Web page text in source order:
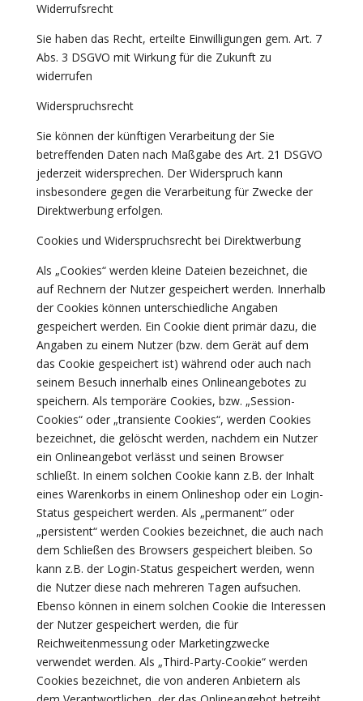
Widerrufsrecht
Sie haben das Recht, erteilte Einwilligungen gem. Art. 7
Abs. 3 DSGVO mit Wirkung für die Zukunft zu
widerrufen
Widerspruchsrecht
Sie können der künftigen Verarbeitung der Sie
betreffenden Daten nach Maßgabe des Art. 21 DSGVO
jederzeit widersprechen. Der Widerspruch kann
insbesondere gegen die Verarbeitung für Zwecke der
Direktwerbung erfolgen.
Cookies und Widerspruchsrecht bei Direktwerbung
Als „Cookies“ werden kleine Dateien bezeichnet, die
auf Rechnern der Nutzer gespeichert werden. Innerhalb
der Cookies können unterschiedliche Angaben
gespeichert werden. Ein Cookie dient primär dazu, die
Angaben zu einem Nutzer (bzw. dem Gerät auf dem
das Cookie gespeichert ist) während oder auch nach
seinem Besuch innerhalb eines Onlineangebotes zu
speichern. Als temporäre Cookies, bzw. „Session-
Cookies“ oder „transiente Cookies“, werden Cookies
bezeichnet, die gelöscht werden, nachdem ein Nutzer
ein Onlineangebot verlässt und seinen Browser
schließt. In einem solchen Cookie kann z.B. der Inhalt
eines Warenkorbs in einem Onlineshop oder ein Login-
Status gespeichert werden. Als „permanent“ oder
„persistent“ werden Cookies bezeichnet, die auch nach
dem Schließen des Browsers gespeichert bleiben. So
kann z.B. der Login-Status gespeichert werden, wenn
die Nutzer diese nach mehreren Tagen aufsuchen.
Ebenso können in einem solchen Cookie die Interessen
der Nutzer gespeichert werden, die für
Reichweitenmessung oder Marketingzwecke
verwendet werden. Als „Third-Party-Cookie“ werden
Cookies bezeichnet, die von anderen Anbietern als